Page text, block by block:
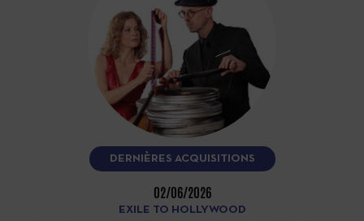
DERNIÈRES ACQUISITIONS
02/06/2026
EXILE TO HOLLYWOOD